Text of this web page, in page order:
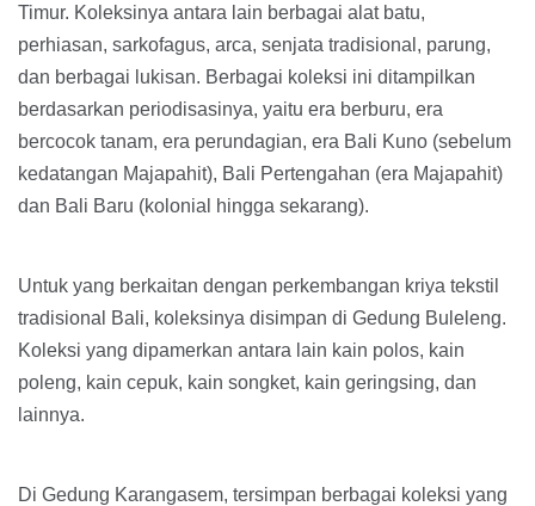
Timur. Koleksinya antara lain berbagai alat batu,
perhiasan, sarkofagus, arca, senjata tradisional, parung,
dan berbagai lukisan. Berbagai koleksi ini ditampilkan
berdasarkan periodisasinya, yaitu era berburu, era
bercocok tanam, era perundagian, era Bali Kuno (sebelum
kedatangan Majapahit), Bali Pertengahan (era Majapahit)
dan Bali Baru (kolonial hingga sekarang).
Untuk yang berkaitan dengan perkembangan kriya tekstil
tradisional Bali, koleksinya disimpan di Gedung Buleleng.
Koleksi yang dipamerkan antara lain kain polos, kain
poleng, kain cepuk, kain songket, kain geringsing, dan
lainnya.
Di Gedung Karangasem, tersimpan berbagai koleksi yang